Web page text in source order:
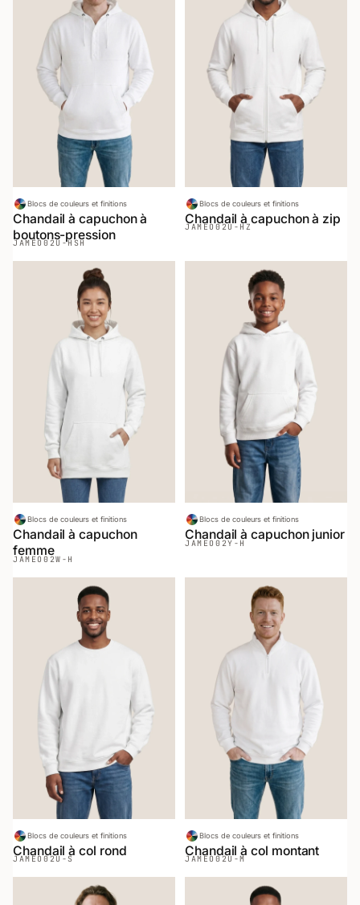
Blocs de couleurs et finitions
Chandail à capuchon à
boutons-pression
JAMEO02U-HSH
Blocs de couleurs et finitions
Chandail à capuchon à zip
JAMEO 02U-HZ
Blocs de couleurs et finitions
Chandail à capuchon
femme
JAMEO 02W-H
Blocs de couleurs et finitions
Chandail à capuchon junior
JAMEO 02Y-H
Blocs de couleurs et finitions
Chandail à col rond
JAMEO 02U-S
Blocs de couleurs et finitions
Chandail à col montant
JAMEO 02U-M